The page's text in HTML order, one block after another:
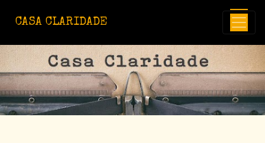
CASA CLARIDADE